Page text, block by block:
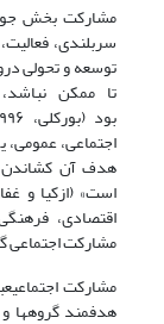
مشارکت بخش
سربلندی،
توسعه و تحولی
تا ممکن
بود (بورکلی، ۱۹۹۶م، ص۵۶)
اجتماعی،
هدف آن کشاندن
است»(ازکیا و
اقتصادی،
مشارکت
مشارکت
هدفمند گروهها و